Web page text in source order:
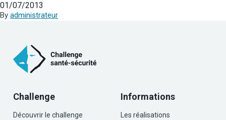
01/07/2013
By administrateur
Challenge
Découvrir le challenge
Informations
Les réalisations